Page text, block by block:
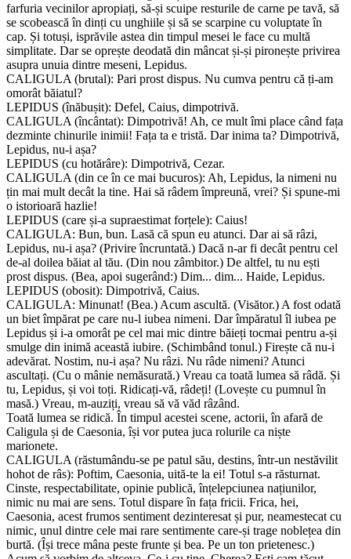
farfuria vecinilor apropiați, să-și scuipe resturile de carne pe tavă, să
se scobească în dinți cu unghiile și să se scarpine cu voluptate în
cap. Și totuși, isprăvile astea din timpul mesei le face cu multă
simplitate. Dar se oprește deodată din mâncat și-și pironește privirea
asupra unuia dintre meseni, Lepidus.
CALIGULA (brutal): Pari prost dispus. Nu cumva pentru că ți-am
omorât băiatul?
LEPIDUS (înăbușit): Defel, Caius, dimpotrivă.
CALIGULA (încântat): Dimpotrivă! Ah, ce mult îmi place când fața
dezminte chinurile inimii! Fața ta e tristă. Dar inima ta? Dimpotrivă,
Lepidus, nu-i așa?
LEPIDUS (cu hotărâre): Dimpotrivă, Cezar.
CALIGULA (din ce în ce mai bucuros): Ah, Lepidus, la nimeni nu
țin mai mult decât la tine. Hai să râdem împreună, vrei? Și spune-mi
o istorioară hazlie!
LEPIDUS (care și-a supraestimat forțele): Caius!
CALIGULA: Bun, bun. Lasă că spun eu atunci. Dar ai să râzi,
Lepidus, nu-i așa? (Privire încruntată.) Dacă n-ar fi decât pentru cel
de-al doilea băiat al tău. (Din nou zâmbitor.) De altfel, tu nu ești
prost dispus. (Bea, apoi sugerând:) Dim... dim... Haide, Lepidus.
LEPIDUS (obosit): Dimpotrivă, Caius.
CALIGULA: Minunat! (Bea.) Acum ascultă. (Visător.) A fost odată
un biet împărat pe care nu-l iubea nimeni. Dar împăratul îl iubea pe
Lepidus și i-a omorât pe cel mai mic dintre băieți tocmai pentru a-și
smulge din inimă această iubire. (Schimbând tonul.) Firește că nu-i
adevărat. Nostim, nu-i așa? Nu râzi. Nu râde nimeni? Atunci
ascultați. (Cu o mânie nemăsurată.) Vreau ca toată lumea să râdă. Și
tu, Lepidus, și voi toți. Ridicați-vă, râdeți! (Lovește cu pumnul în
masă.) Vreau, m-auziți, vreau să vă văd râzând.
Toată lumea se ridică. În timpul acestei scene, actorii, în afară de
Caligula și de Caesonia, își vor putea juca rolurile ca niște
marionete.
CALIGULA (răstumându-se pe patul său, destins, într-un nestăvilit
hohot de râs): Poftim, Caesonia, uită-te la ei! Totul s-a răsturnat.
Cinste, respectabilitate, opinie publică, înțelepciunea națiunilor,
nimic nu mai are sens. Totul dispare în fața fricii. Frica, hei,
Caesonia, acest frumos sentiment dezinteresat și pur, neamestecat cu
nimic, unul dintre cele mai rare sentimente care-și trage noblețea din
burtă. (Își trece mâna peste frunte și bea. Pe un ton prietenesc.)